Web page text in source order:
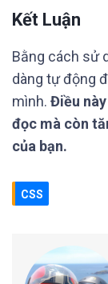
Kết Luận
Bằng cách sử
dàng tự động
mình. Điều
đọc mà còn
của bạn.
CSS